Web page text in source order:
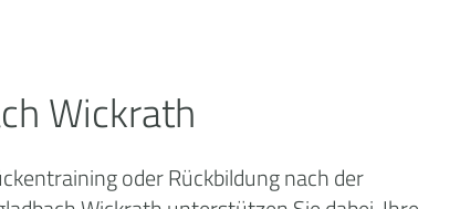
Wickrath
oder Rückbildung nach der